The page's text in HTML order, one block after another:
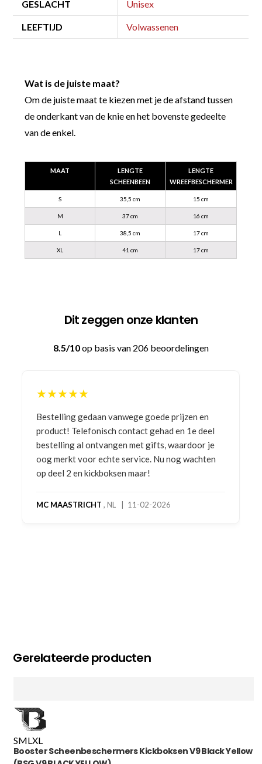
GESLACHT Unisex
LEEFTIJD Volwassenen
Wat is de juiste maat?
Om de juiste maat te kiezen met je de afstand tussen
de onderkant van de knie en het bovenste gedeelte
van de enkel.
MAAT
LENGTE
SCHEENBEEN
LENGTE
WREEFBESCHERMER
S 35,5 cm 15 cm
M 37 cm 16 cm
L 38,5 cm 17 cm
XL 41 cm 17 cm
Dit zeggen onze klanten
8.5/10op basis van 206 beoordelingen
★★★★★
Bestelling gedaan vanwege goede prijzen en
product! Telefonisch contact gehad en 1e deel
bestelling al ontvangen met gifts, waardoor je
oog merkt voor echte service. Nu nog wachten
op deel 2 en kickboksen maar!
MC MAASTRICHT , NL | 11-02-2026
Gerelateerde producten
SMLXL
Booster Scheenbeschermers Kickboksen V9 Black Yellow